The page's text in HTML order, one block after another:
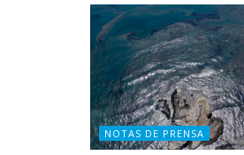
NOTAS DE PRENSA